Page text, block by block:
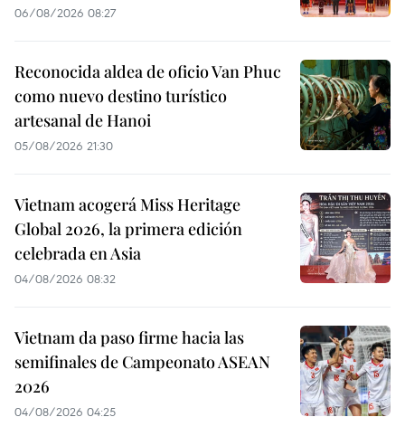
06/08/2026 08:27
Reconocida aldea de oficio Van Phuc
como nuevo destino turístico
artesanal de Hanoi
05/08/2026 21:30
Vietnam acogerá Miss Heritage
Global 2026, la primera edición
celebrada en Asia
04/08/2026 08:32
Vietnam da paso firme hacia las
semifinales de Campeonato ASEAN
2026
04/08/2026 04:25